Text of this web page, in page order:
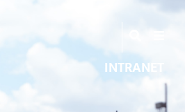
INTRANET